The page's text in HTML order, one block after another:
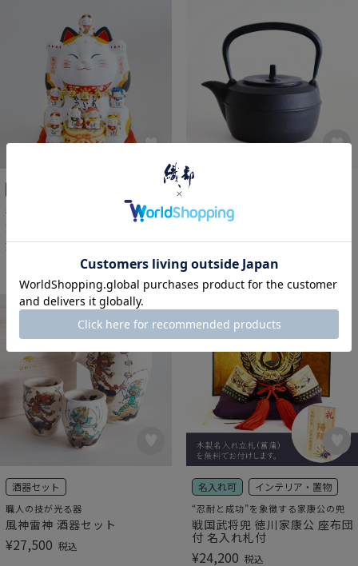
福を招く縁起飾り
錦彩七福神招き猫
¥27,500
本場盛岡南部鉄器
鉄瓶 ケトルバウム
¥27,500
酒器セット
職人の技が光る器
風神雷神 酒器セット
¥27,500 税込
名入れ可 インテリア・置物
“忍耐と成功”を象徴する家康公の兜
戦国武将兜 徳川家康公 座布団
付 名入れ札付
¥24,200 税込